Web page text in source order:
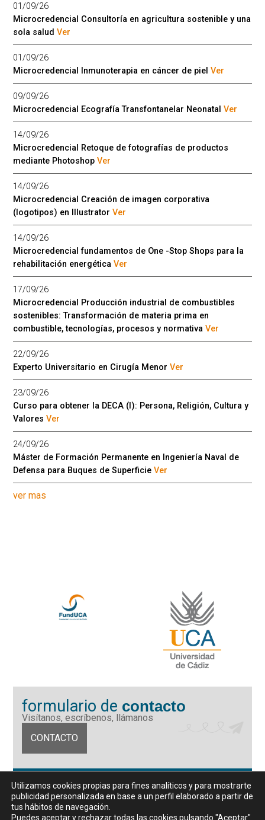
01/09/26
Microcredencial Consultoría en agricultura sostenible y una
sola saludVer
01/09/26
Microcredencial Inmunoterapia en cáncer de pielVer
09/09/26
Microcredencial Ecografía Transfontanelar NeonatalVer
14/09/26
Microcredencial Retoque de fotografías de productos
mediante PhotoshopVer
14/09/26
Microcredencial Creación de imagen corporativa
(logotipos) en IllustratorVer
14/09/26
Microcredencial fundamentos de One -Stop Shops para la
rehabilitación energéticaVer
17/09/26
Microcredencial Producción industrial de combustibles
sostenibles: Transformación de materia prima en
combustible, tecnologías, procesos y normativaVer
22/09/26
Experto Universitario en Cirugía MenorVer
23/09/26
Curso para obtener la DECA (I): Persona, Religión, Cultura y
ValoresVer
24/09/26
Máster de Formación Permanente en Ingeniería Naval de
Defensa para Buques de SuperficieVer
ver mas
formulario de contacto
Visítanos, escríbenos, llámanos
CONTACTO
Fundación Universidad de Cádiz
Calle Ancha 10 (Edificio José Pérez Llorca), CP. 11001, Cádiz
CIF: G11442167
956 07 03 70 / 72
Utilizamos cookies propias para fines analíticos y para mostrarte
publicidad personalizada en base a un perfil elaborado a partir de
tus hábitos de navegación.
Puedes aceptar y rechazar todas las cookies pulsando "Aceptar"